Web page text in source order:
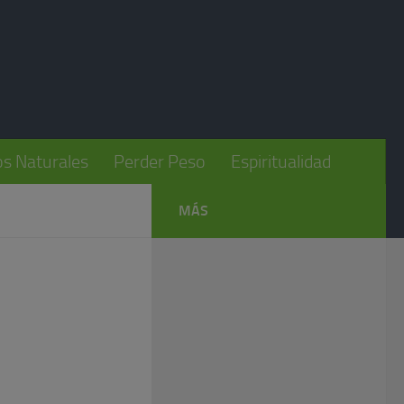
Naturales Perder Peso Espiritualidad
MÁS